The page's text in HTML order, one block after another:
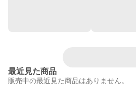
最近見た商品
販売中の最近見た商品はありません。